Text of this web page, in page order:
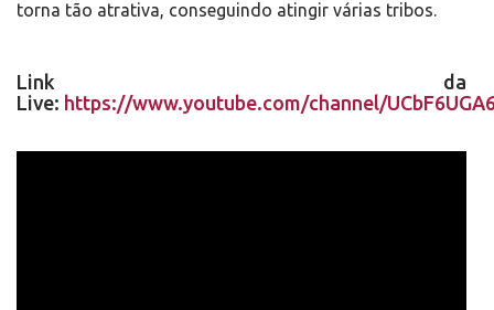
torna tão atrativa, conseguindo atingir várias tribos.
Link da
Live: https://www.youtube.com/channel/